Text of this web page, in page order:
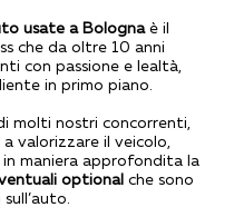
usate a Bolognaè il
che da oltre 10 anni
con passione e lealtà,
in primo piano.
molti nostri concorrenti,
valorizzare il veicolo,
maniera approfondita la
optional che sono